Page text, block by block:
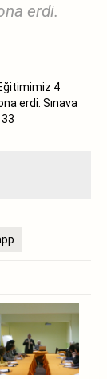
erdi.
4
erdi. Sınava